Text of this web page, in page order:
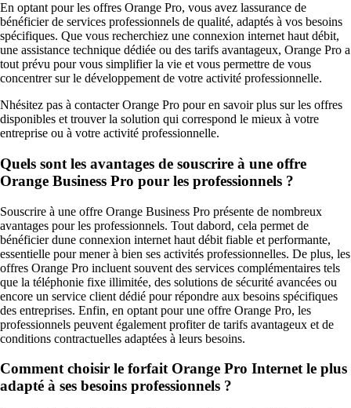
En optant pour les offres Orange Pro, vous avez lassurance de
bénéficier de services professionnels de qualité, adaptés à vos besoins
spécifiques. Que vous recherchiez une connexion internet haut débit,
une assistance technique dédiée ou des tarifs avantageux, Orange Pro a
tout prévu pour vous simplifier la vie et vous permettre de vous
concentrer sur le développement de votre activité professionnelle.
Nhésitez pas à contacter Orange Pro pour en savoir plus sur les offres
disponibles et trouver la solution qui correspond le mieux à votre
entreprise ou à votre activité professionnelle.
Quels sont les avantages de souscrire à une offre
Orange Business Pro pour les professionnels ?
Souscrire à une offre Orange Business Pro présente de nombreux
avantages pour les professionnels. Tout dabord, cela permet de
bénéficier dune connexion internet haut débit fiable et performante,
essentielle pour mener à bien ses activités professionnelles. De plus, les
offres Orange Pro incluent souvent des services complémentaires tels
que la téléphonie fixe illimitée, des solutions de sécurité avancées ou
encore un service client dédié pour répondre aux besoins spécifiques
des entreprises. Enfin, en optant pour une offre Orange Pro, les
professionnels peuvent également profiter de tarifs avantageux et de
conditions contractuelles adaptées à leurs besoins.
Comment choisir le forfait Orange Pro Internet le plus
adapté à ses besoins professionnels ?